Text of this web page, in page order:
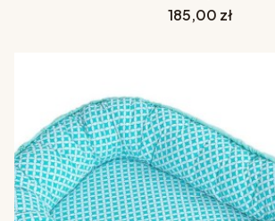
Cena
185,00 zł